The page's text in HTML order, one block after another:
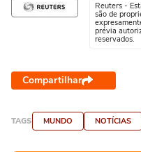
Reuters -
são de
prévia
reservados.
Compartilhar
TAGS MUNDO NOTÍCIAS